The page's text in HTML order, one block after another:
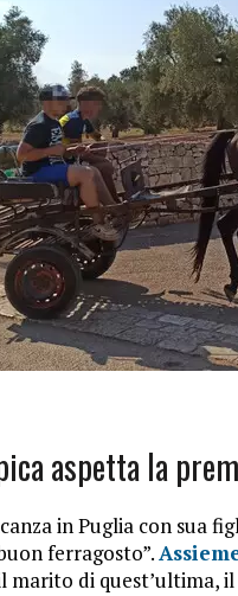
aspetta la
in Puglia con sua
ferragosto”.
marito di quest’ultima,